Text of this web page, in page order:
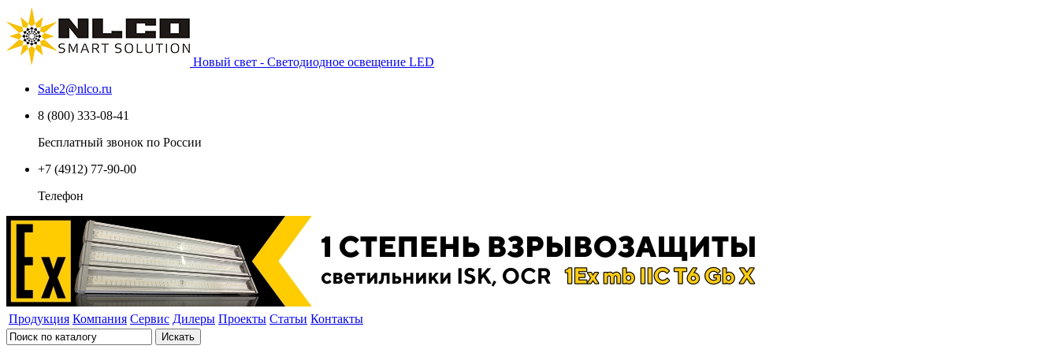
Новый свет - Светодиодное освещение LED
Sale2@nlco.ru
8 (800) 333-08-41
Бесплатный звонок по России
+7 (4912) 77-90-00
Телефон
Продукция Компания Сервис Дилеры Проекты Статьи Контакты